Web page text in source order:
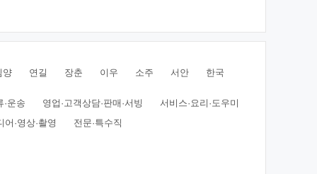
양 연길 장춘 이우 소주 서안 한국
·운송 영업·고객상담·판매·서빙
서비스·요리·도우미
어·영상·촬영
전문·특수직